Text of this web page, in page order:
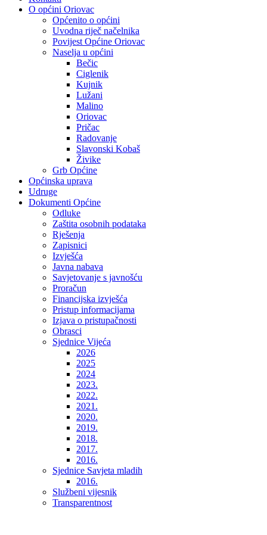
O općini Oriovac
Općenito o općini
Uvodna riječ načelnika
Povijest Općine Oriovac
Naselja u općini
Bečic
Ciglenik
Kujnik
Lužani
Malino
Oriovac
Pričac
Radovanje
Slavonski Kobaš
Živike
Grb Općine
Općinska uprava
Udruge
Dokumenti Općine
Odluke
Zaštita osobnih podataka
Rješenja
Zapisnici
Izvješća
Javna nabava
Savjetovanje s javnošću
Proračun
Financijska izvješća
Pristup informacijama
Izjava o pristupačnosti
Obrasci
Sjednice Vijeća
2026
2025
2024
2023.
2022.
2021.
2020.
2019.
2018.
2017.
2016.
Sjednice Savjeta mladih
2016.
Službeni vijesnik
Transparentnost